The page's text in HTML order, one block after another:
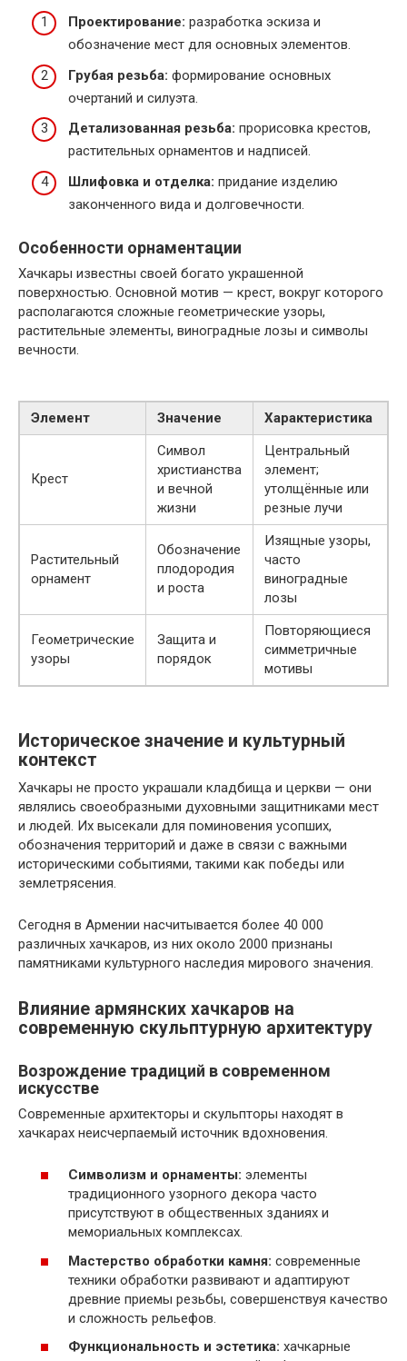
Проектирование: разработка эскиза и
обозначение мест для основных элементов.
Грубая резьба: формирование основных
очертаний и силуэта.
Детализованная резьба: прорисовка крестов,
растительных орнаментов и надписей.
Шлифовка и отделка: придание изделию
законченного вида и долговечности.
Особенности орнаментации
Хачкары известны своей богато украшенной
поверхностью. Основной мотив — крест, вокруг которого
располагаются сложные геометрические узоры,
растительные элементы, виноградные лозы и символы
вечности.
Элемент Значение Характеристика
Крест
Символ
христианства
и вечной
жизни
Центральный
элемент;
утолщённые или
резные лучи
Растительный
орнамент
Обозначение
плодородия
и роста
Изящные узоры,
часто
виноградные
лозы
Геометрические
узоры
Защита и
порядок
Повторяющиеся
симметричные
мотивы
Историческое значение и культурный
контекст
Хачкары не просто украшали кладбища и церкви — они
являлись своеобразными духовными защитниками мест
и людей. Их высекали для поминовения усопших,
обозначения территорий и даже в связи с важными
историческими событиями, такими как победы или
землетрясения.
Сегодня в Армении насчитывается более 40 000
различных хачкаров,‏ из них около 2000 признаны
памятниками культурного наследия мирового значения.
Влияние армянских хачкаров на
современную скульптурную архитектуру
Возрождение традиций в современном
искусстве
Современные архитекторы и скульпторы находят в
хачкарах неисчерпаемый источник вдохновения.
Символизм и орнаменты: элементы
традиционного узорного декора часто
присутствуют в общественных зданиях и
мемориальных комплексах.
Мастерство обработки камня: современные
техники обработки развивают и адаптируют
древние приемы резьбы, совершенствуя качество
и сложность рельефов.
Функциональность и эстетика: хачкарные